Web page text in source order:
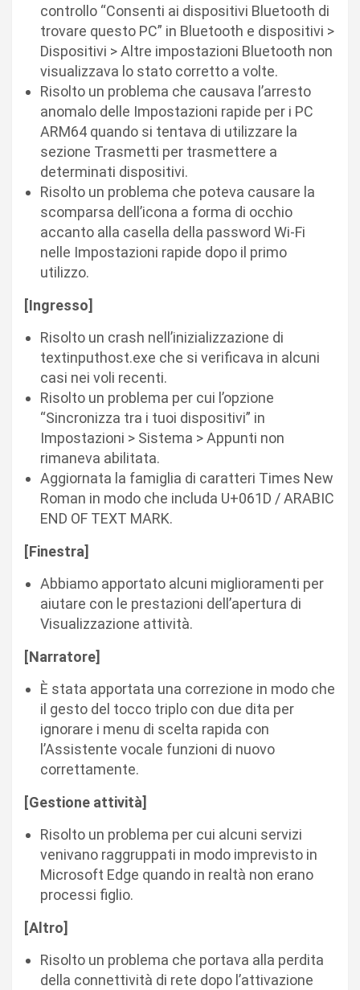
controllo “Consenti ai dispositivi Bluetooth di
trovare questo PC” in Bluetooth e dispositivi >
Dispositivi > Altre impostazioni Bluetooth non
visualizzava lo stato corretto a volte.
Risolto un problema che causava l’arresto
anomalo delle Impostazioni rapide per i PC
ARM64 quando si tentava di utilizzare la
sezione Trasmetti per trasmettere a
determinati dispositivi.
Risolto un problema che poteva causare la
scomparsa dell’icona a forma di occhio
accanto alla casella della password Wi-Fi
nelle Impostazioni rapide dopo il primo
utilizzo.
[Ingresso]
Risolto un crash nell’inizializzazione di
textinputhost.exe che si verificava in alcuni
casi nei voli recenti.
Risolto un problema per cui l’opzione
“Sincronizza tra i tuoi dispositivi” in
Impostazioni > Sistema > Appunti non
rimaneva abilitata.
Aggiornata la famiglia di caratteri Times New
Roman in modo che includa U+061D / ARABIC
END OF TEXT MARK.
[Finestra]
Abbiamo apportato alcuni miglioramenti per
aiutare con le prestazioni dell’apertura di
Visualizzazione attività.
[Narratore]
È stata apportata una correzione in modo che
il gesto del tocco triplo con due dita per
ignorare i menu di scelta rapida con
l’Assistente vocale funzioni di nuovo
correttamente.
[Gestione attività]
Risolto un problema per cui alcuni servizi
venivano raggruppati in modo imprevisto in
Microsoft Edge quando in realtà non erano
processi figlio.
[Altro]
Risolto un problema che portava alla perdita
della connettività di rete dopo l’attivazione